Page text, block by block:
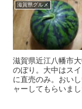
滋賀県グルメ
滋賀県近江八幡市
のぼり。大中はス
に直売のみ。おい
ャーしてもらいまし